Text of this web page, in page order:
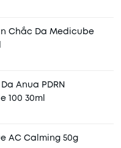
Chắc Da Medicube
Anua PDRN
100 30ml
AC Calming 50g